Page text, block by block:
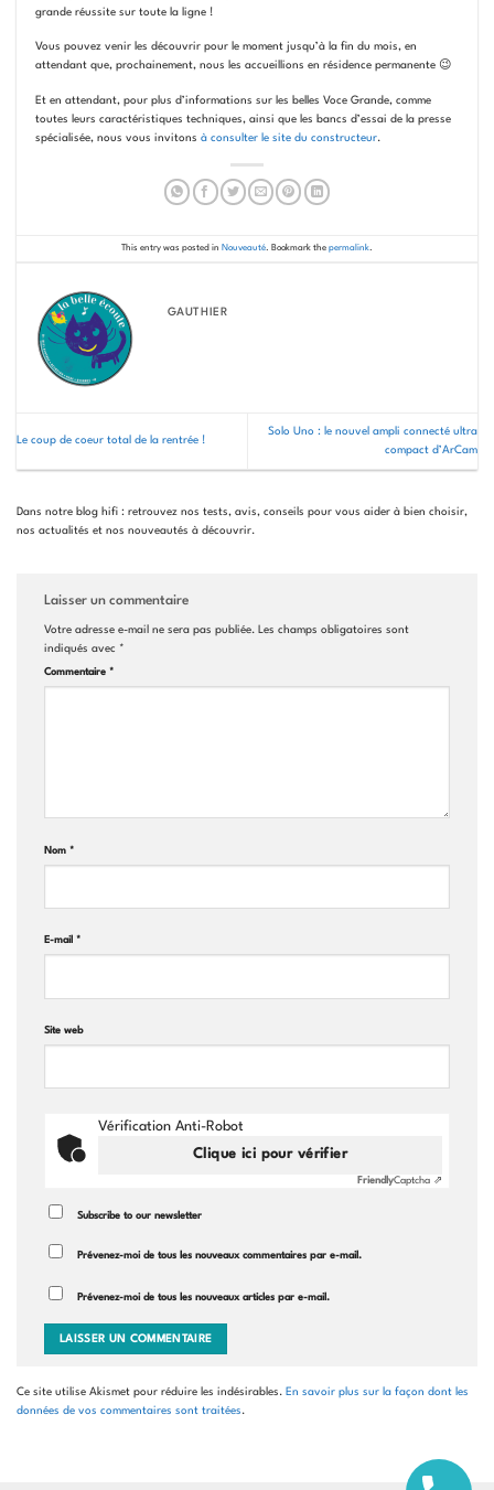
grande réussite sur toute la ligne !
Vous pouvez venir les découvrir pour le moment jusqu’à la fin du mois, en
attendant que, prochainement, nous les accueillions en résidence permanente 😉
Et en attendant, pour plus d’informations sur les belles Voce Grande, comme
toutes leurs caractéristiques techniques, ainsi que les bancs d’essai de la presse
spécialisée, nous vous invitons à consulter le site du constructeur.
This entry was posted in Nouveauté. Bookmark the permalink.
GAUTHIER
Le coup de coeur total de la rentrée !
Solo Uno : le nouvel ampli connecté ultra
compact d’ArCam
Dans notre blog hifi : retrouvez nos tests, avis, conseils pour vous aider à bien choisir,
nos actualités et nos nouveautés à découvrir.
Laisser un commentaire
Votre adresse e-mail ne sera pas publiée.
Les champs obligatoires sont
indiqués avec *
Commentaire *
Nom *
E-mail *
Site web
Vérification Anti-Robot
Clique ici pour vérifier
FriendlyCaptcha ⇗
Subscribe to our newsletter
Prévenez-moi de tous les nouveaux commentaires par e-mail.
Prévenez-moi de tous les nouveaux articles par e-mail.
Ce site utilise Akismet pour réduire les indésirables. En savoir plus sur la façon dont les
données de vos commentaires sont traitées .